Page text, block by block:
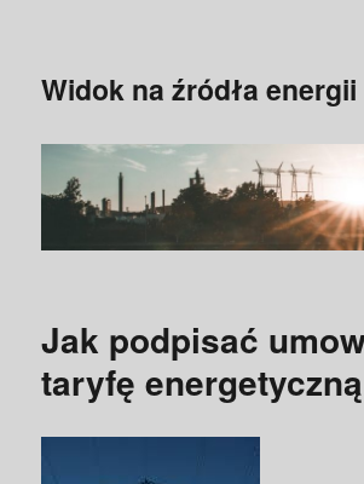
Widok na źródła energii
Jak podpisać
taryfę